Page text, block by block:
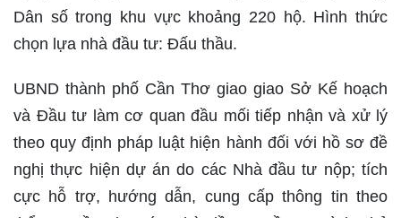
Dân số trong khu vực khoảng 220 hộ. Hình thức
chọn lựa nhà đầu tư: Đấu thầu.
UBND thành phố Cần Thơ giao giao Sở Kế hoạch
và Đầu tư làm cơ quan đầu mối tiếp nhận và xử lý
theo quy định pháp luật hiện hành đối với hồ sơ đề
nghị thực hiện dự án do các Nhà đầu tư nộp; tích
cực hỗ trợ, hướng dẫn, cung cấp thông tin theo